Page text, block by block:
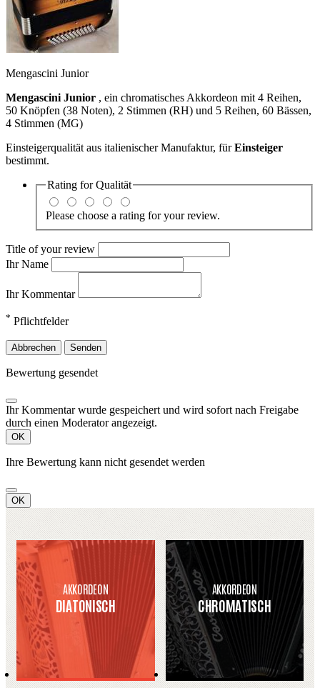
Mengascini Junior
Mengascini Junior , ein chromatisches Akkordeon mit 4 Reihen,
50 Knöpfen (38 Noten), 2 Stimmen (RH) und 5 Reihen, 60 Bässen,
4 Stimmen (MG)
Einsteigerqualität aus italienischer Manufaktur, fürEinsteiger
bestimmt.
Rating forQualität
Please choose a rating for your review.
Title of your review
Ihr Name
Ihr Kommentar
* Pflichtfelder
Abbrechen Senden
Bewertung gesendet
Ihr Kommentar wurde gespeichert und wird sofort nach Freigabe
durch einen Moderator angezeigt.
OK
Ihre Bewertung kann nicht gesendet werden
OK
AKKORDEON
DIATONISCH
AKKORDEON
CHROMATISCH